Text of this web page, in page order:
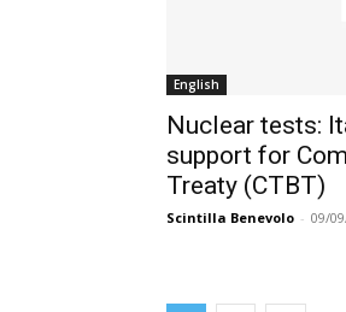
English
Nuclear tests:
support for
Treaty (CTBT)
Scintilla Benevolo - 09/